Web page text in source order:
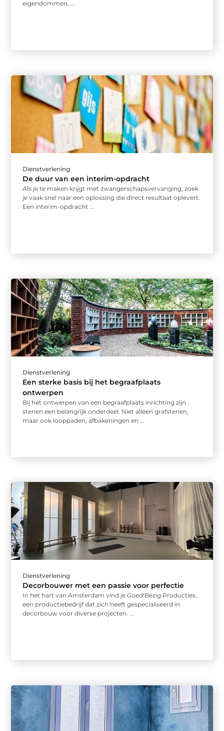
eigendommen, ...
Dienstverlening
De duur van een interim-opdracht
Als je te maken krijgt met zwangerschapsvervanging, zoek
je vaak snel naar een oplossing die direct resultaat oplevert.
Een interim-opdracht ...
Dienstverlening
Een sterke basis bij het begraafplaats
ontwerpen
Bij het ontwerpen van een begraafplaats inrichting zijn
stenen een belangrijk onderdeel. Niet alleen grafstenen,
maar ook looppaden, afbakeningen en ...
Dienstverlening
Decorbouwer met een passie voor perfectie
In het hart van Amsterdam vind je Goed!Bezig Producties,
een productiebedrijf dat zich heeft gespecialiseerd in
decorbouw voor diverse projecten. ...